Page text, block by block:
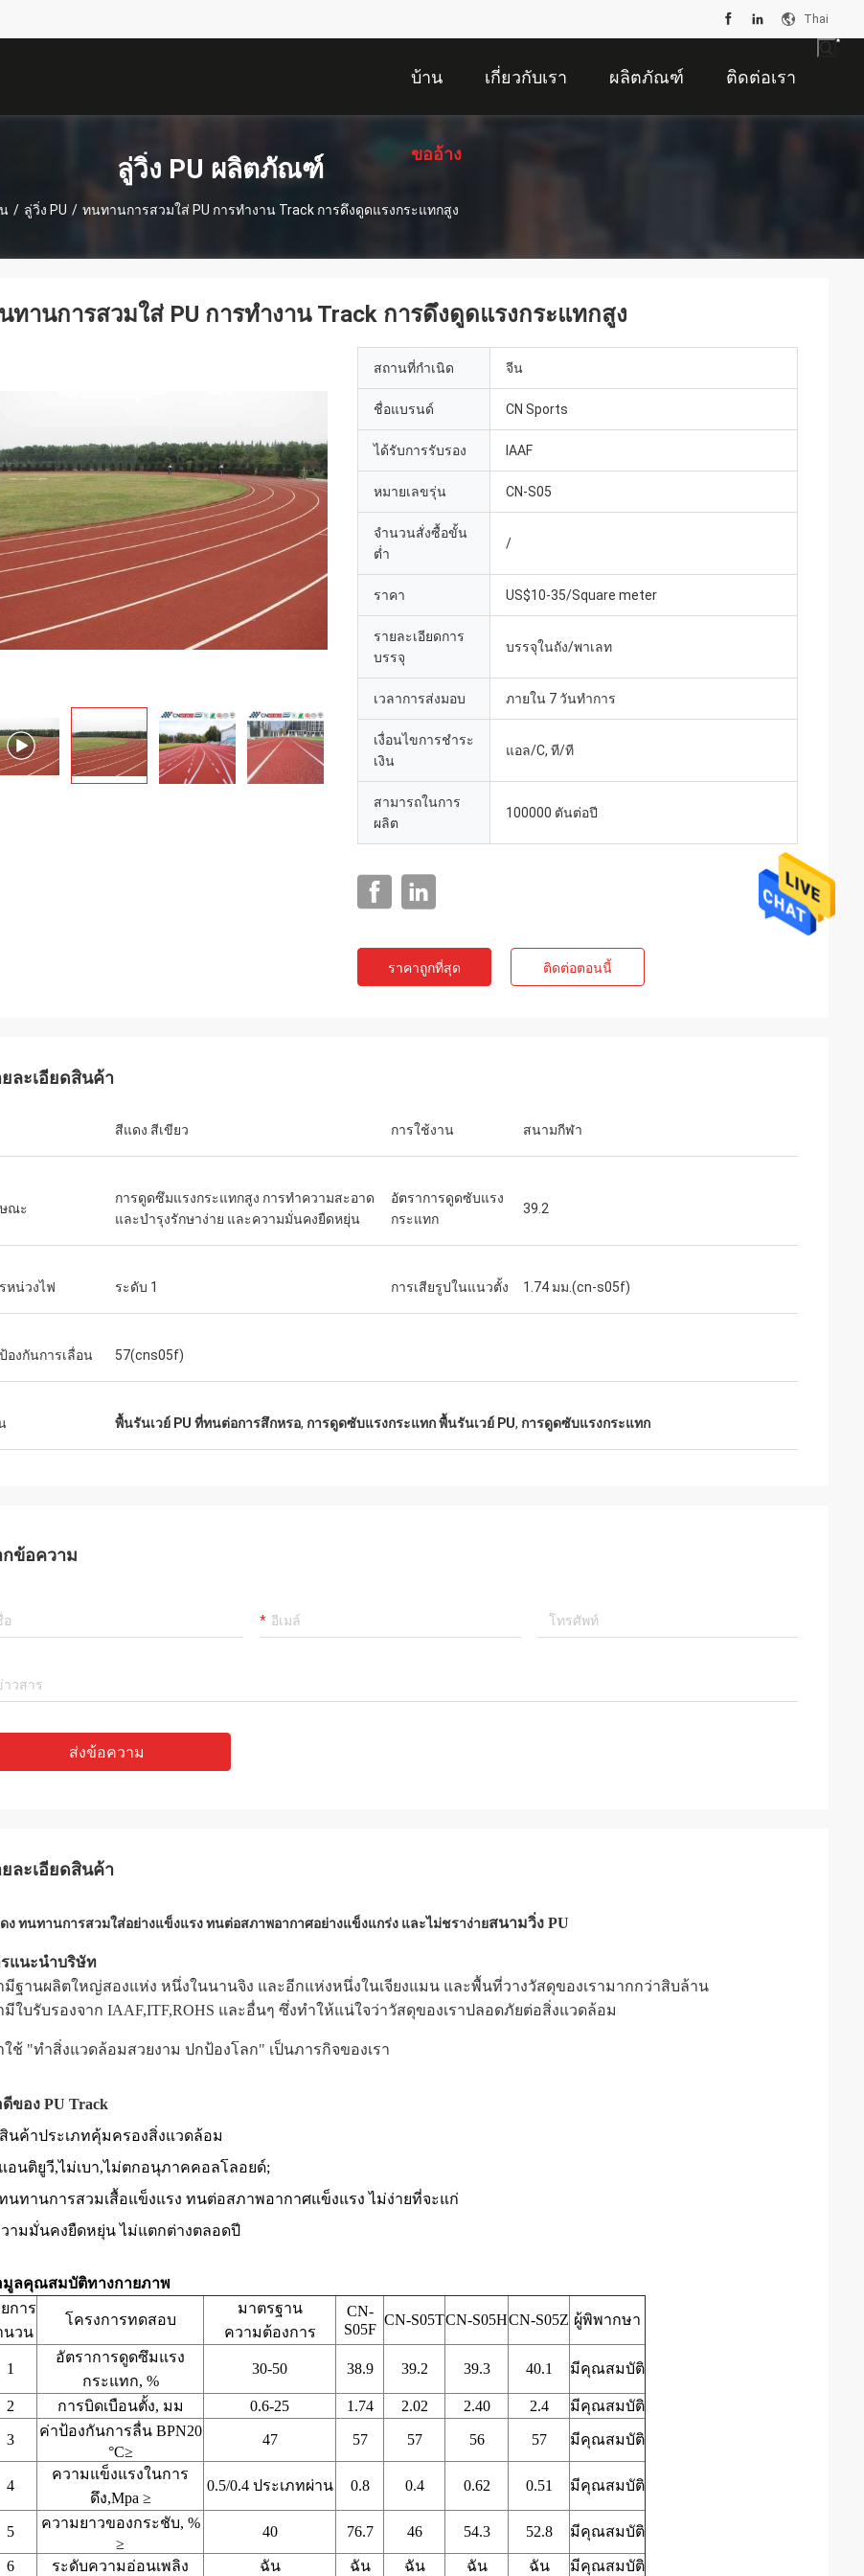
Thai
บ้าน เกี่ยวกับเรา ผลิตภัณฑ์ ติดต่อเรา
ขออ้าง
ลู่วิ่ง PU ผลิตภัณฑ์
/ ลู่วิ่ง PU / ทนทานการสวมใส่ PU การทํางาน Track การดึงดูดแรงกระแทกสูง
บริษัทที่น่าเชื่อถือ จัดหา
ารที่เป็นเลิศ
ทานการสวมใส่ PU การทํางาน Track การดึงดูดแรงกระแทกสูง
สถานที่กำเนิด จีน
ชื่อแบรนด์ CN Sports
ได้รับการรับรอง IAAF
หมายเลขรุ่น CN-S05
จำนวนสั่งซื้อขั้น
ต่ำ
/
ราคา US$10-35/Square meter
รายละเอียดการ
บรรจุ
บรรจุในถัง/พาเลท
เวลาการส่งมอบ ภายใน 7 วันทำการ
เงื่อนไขการชำระ
เงิน
แอล/C, ที/ที
สามารถในการ
ผลิต
100000 ตันต่อปี
ราคาถูกที่สุด ติดต่อตอนนี้
ยละเอียดสินค้า
สีแดง สีเขียว การใช้งาน สนามกีฬา
ณะ
การดูดซึมแรงกระแทกสูง การทําความสะอาด
และบํารุงรักษาง่าย และความมั่นคงยืดหยุ่น
อัตราการดูดซับแรง
กระแทก
39.2
หน่วงไฟ ระดับ 1 การเสียรูปในแนวตั้ง 1.74 มม.(cn-s05f)
องกันการเลื่อน 57(cns05f)
พื้นรันเวย์ PU ที่ทนต่อการสึกหรอ, การดูดซับแรงกระแทก พื้นรันเวย์ PU, การดูดซับแรงกระแทก
กข้อความ
ส่งข้อความ
ยละเอียดสินค้า
ง ทนทานการสวมใส่อย่างแข็งแรง ทนต่อสภาพอากาศอย่างแข็งแกร่ง และไม่ชราง่ายสนามวิ่ง PU
แนะนําบริษัท
มีฐานผลิตใหญ่สองแห่ง หนึ่งในนานจิง และอีกแห่งหนึ่งในเจียงแมน และพื้นที่วางวัสดุของเรามากกว่าสิบล้าน
มีใบรับรองจาก IAAF,ITF,ROHS และอื่นๆ ซึ่งทําให้แน่ใจว่าวัสดุของเราปลอดภัยต่อสิ่งแวดล้อม
ใช้ "ทําสิ่งแวดล้อมสวยงาม ปกป้องโลก" เป็นภารกิจของเรา
ของ PU Track
สินค้าประเภทคุ้มครองสิ่งแวดล้อม
อนติยูวี,ไม่เบา,ไม่ตกอนุภาคคอลโลอยด์;
นทานการสวมเสื้อแข็งแรง ทนต่อสภาพอากาศแข็งแรง ไม่ง่ายที่จะแก่
ามมั่นคงยืดหยุ่น ไม่แตกต่างตลอดปี
ลคุณสมบัติทางกายภาพ
การ
นวน
โครงการทดสอบ
มาตรฐาน
ความต้องการ
CN-
S05F
CN-S05TCN-S05HCN-S05Z ผู้พิพากษา
1
อัตราการดูดซึมแรง
กระแทก, %
30-50 38.9 39.2 39.3 40.1 มีคุณสมบัติ
2 การบิดเบือนตั้ง, มม 0.6-25 1.74 2.02 2.40 2.4 มีคุณสมบัติ
3
ค่าป้องกันการลื่น BPN20
°C≥
47 57 57 56 57 มีคุณสมบัติ
4
ความแข็งแรงในการ
ดึง,Mpa ≥
0.5/0.4 ประเภทผ่าน 0.8 0.4 0.62 0.51 มีคุณสมบัติ
5
ความยาวของกระชับ, %
≥
40 76.7 46 54.3 52.8 มีคุณสมบัติ
6 ระดับความอ่อนเพลิง ฉัน ฉัน ฉัน ฉัน ฉัน
มีคุณสมบัติ